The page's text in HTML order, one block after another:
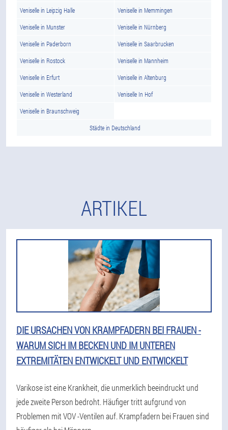
Veniselle in Leipzig Halle Veniselle in Memmingen
Veniselle in Munster Veniselle in Nürnberg
Veniselle in Paderborn Veniselle in Saarbrucken
Veniselle in Rostock Veniselle in Mannheim
Veniselle in Erfurt Veniselle in Altenburg
Veniselle in Westerland Veniselle In Hof
Veniselle in Braunschweig
Städte in Deutschland
ARTIKEL
DIE URSACHEN VON KRAMPFADERN BEI FRAUEN -
WARUM SICH IM BECKEN UND IM UNTEREN
EXTREMITÄTEN ENTWICKELT UND ENTWICKELT
Varikose ist eine Krankheit, die unmerklich beeindruckt und
jede zweite Person bedroht. Häufiger tritt aufgrund von
Problemen mit VOV -Ventilen auf. Krampfadern bei Frauen sind